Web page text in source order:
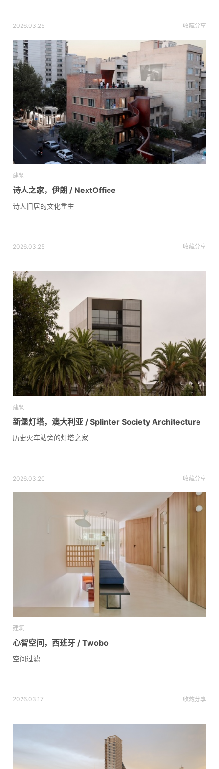
2026.03.25 收藏分享
建筑
诗人之家，伊朗 / NextOffice
诗人旧居的文化重生
2026.03.25 收藏分享
建筑
新堡灯塔，澳大利亚 / Splinter Society Architecture
历史火车站旁的灯塔之家
2026.03.20 收藏分享
建筑
心智空间，西班牙 / Twobo
空间过滤
2026.03.17 收藏分享